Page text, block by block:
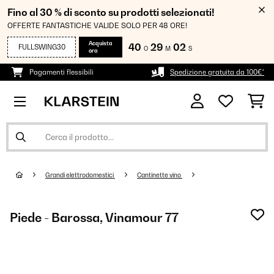
Fino al 30 % di sconto su prodotti selezionati!
OFFERTE FANTASTICHE VALIDE SOLO PER 48 ORE!
FULLSWING30
Acquista
ora
40 O 29 M 01 S
Pagamenti flessibili Spedizione gratuita da 100€*
Grandi elettrodomestici Cantinette vino
Piede - Barossa, Vinamour 77